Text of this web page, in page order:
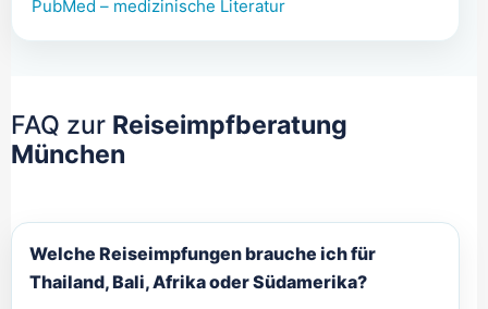
PubMed – medizinische Literatur
FAQ zur Reiseimpfberatung
München
Welche Reiseimpfungen brauche ich für
Thailand, Bali, Afrika oder Südamerika?